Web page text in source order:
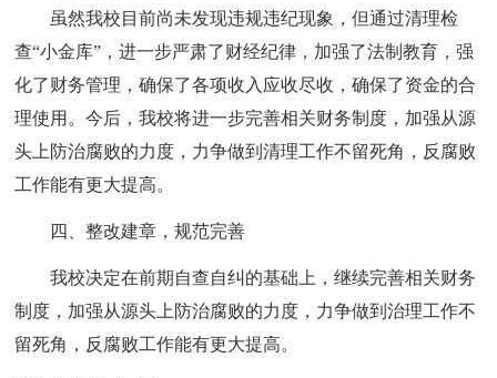
虽然我校目前尚未发现违规违纪现象，但通过清理检
查“小金库”，进一步严肃了财经纪律，加强了法制教育，强
化了财务管理，确保了各项收入应收尽收，确保了资金的合
理使用。今后，我校将进一步完善相关财务制度，加强从源
头上防治腐败的力度，力争做到清理工作不留死角，反腐败
工作能有更大提高。
四、整改建章，规范完善
我校决定在前期自查自纠的基础上，继续完善相关财务
制度，加强从源头上防治腐败的力度，力争做到治理工作不
留死角，反腐败工作能有更大提高。